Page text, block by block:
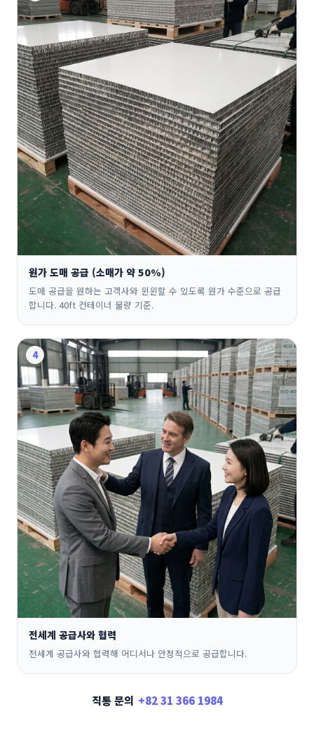
원가 도매 공급 (소매가 약 50%)
도매 공급을 원하는 고객사와 윈윈할 수 있도록 원가 수준으로 공급
합니다. 40ft 컨테이너 물량 기준.
4
전세계 공급사와 협력
전세계 공급사와 협력해 어디서나 안정적으로 공급합니다.
직통 문의 +82 31 366 1984